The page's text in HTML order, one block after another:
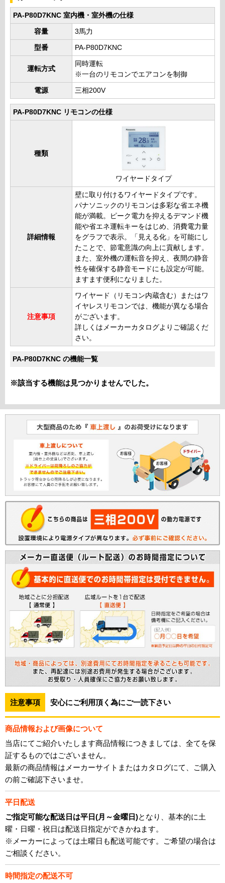
PA-P80D7KNC 室内機・室外機の仕様
容量 3馬力
型番 PA-P80D7KNC
運転方式
同時運転
※一台のリモコンでエアコンを制御
電源 三相200V
PA-P80D7KNC リモコンの仕様
種類
ワイヤードタイプ
詳細情報
壁に取り付けるワイヤードタイプです。
パナソニックのリモコンは多彩な省エネ機
能が満載。ピーク電力を抑えるデマンド機
能や省エネ運転キーをはじめ、消費電力量
をグラフで表示。「見える化」を可能にし
たことで、節電意識の向上に貢献します。
また、室外機の運転音を抑え、夜間の静音
性を確保する静音モードにも設定が可能。
ますます便利になりました。
注意事項
ワイヤード（リモコン内蔵含む）またはワ
イヤレスリモコンでは、機能が異なる場合
がございます。
詳しくはメーカーカタログよりご確認くだ
さい。
PA-P80D7KNC の機能一覧
※該当する機能は見つかりませんでした。
注意事項 安心にご利用頂く為にご一読下さい
商品情報および画像について
当店にてご紹介いたします商品情報につきましては、全てを保
証するものではございません。
最新の商品情報はメーカーサイトまたはカタログにて、ご購入
の前ご確認下さいませ。
平日配送
ご指定可能な配送日は平日(月～金曜日)となり、基本的に土
曜・日曜・祝日は配送日指定ができかねます。
※メーカーによっては土曜日も配送可能です。ご希望の場合は
ご相談ください。
時間指定の配送不可